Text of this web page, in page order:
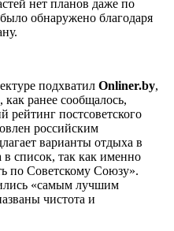
нет планов даже по
обнаружено благодаря
подхватил Оnliner.by,
как ранее сообщалось,
постсоветского
российским
варианты отдыха в
список, так как именно
по Советскому Союзу».
«самым лучшим
чистота и